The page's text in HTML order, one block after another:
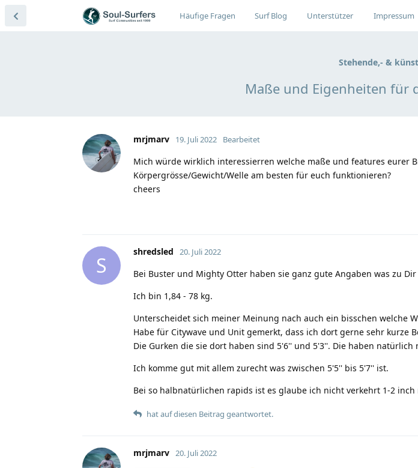
Häufige Fragen Surf Blog Unterstützer Impressum
Stehende,- &
Maße und Eigenheiten für
mrjmarv 19. Juli 2022 Bearbeitet
Mich würde wirklich interessierren welche maße und features eurer
Körpergrösse/Gewicht/Welle am besten für euch funktionieren?
cheers
S
shredsled 20. Juli 2022
Bei Buster und Mighty Otter haben sie ganz gute Angaben was zu
Ich bin 1,84 - 78 kg.
Unterscheidet sich meiner Meinung nach auch ein bisschen welche
Habe für Citywave und Unit gemerkt, dass ich dort gerne sehr kurze
Die Gurken die sie dort haben sind 5'6'' und 5'3''. Die haben natürlich
Ich komme gut mit allem zurecht was zwischen 5'5'' bis 5'7'' ist.
Bei so halbnatürlichen rapids ist es glaube ich nicht verkehrt 1-2 inch
hat auf diesen Beitrag geantwortet.
mrjmarv 20. Juli 2022